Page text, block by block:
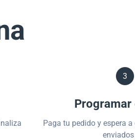
3
Programar
Paga tu pedido y espera